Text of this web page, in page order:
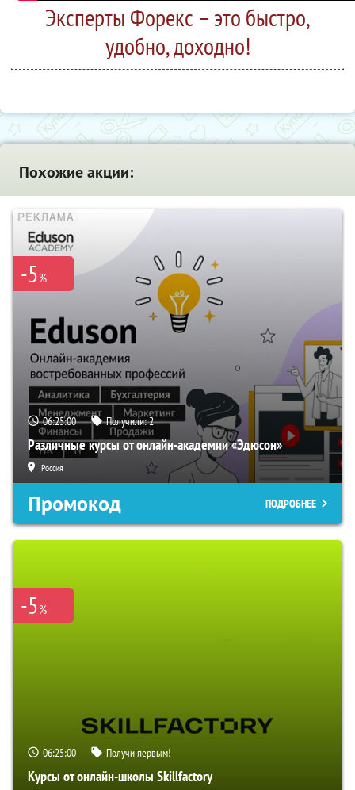
Эксперты Форекс – это быстро,
удобно, доходно!
Похожие акции:
-5%
06:24:59 Получили:2
Различные курсы от онлайн-академии «Эдюсон»
Россия
Промокод ПОДРОБНЕЕ
-5%
06:24:59 Получи первым!
Курсы от онлайн-школы Skillfactory